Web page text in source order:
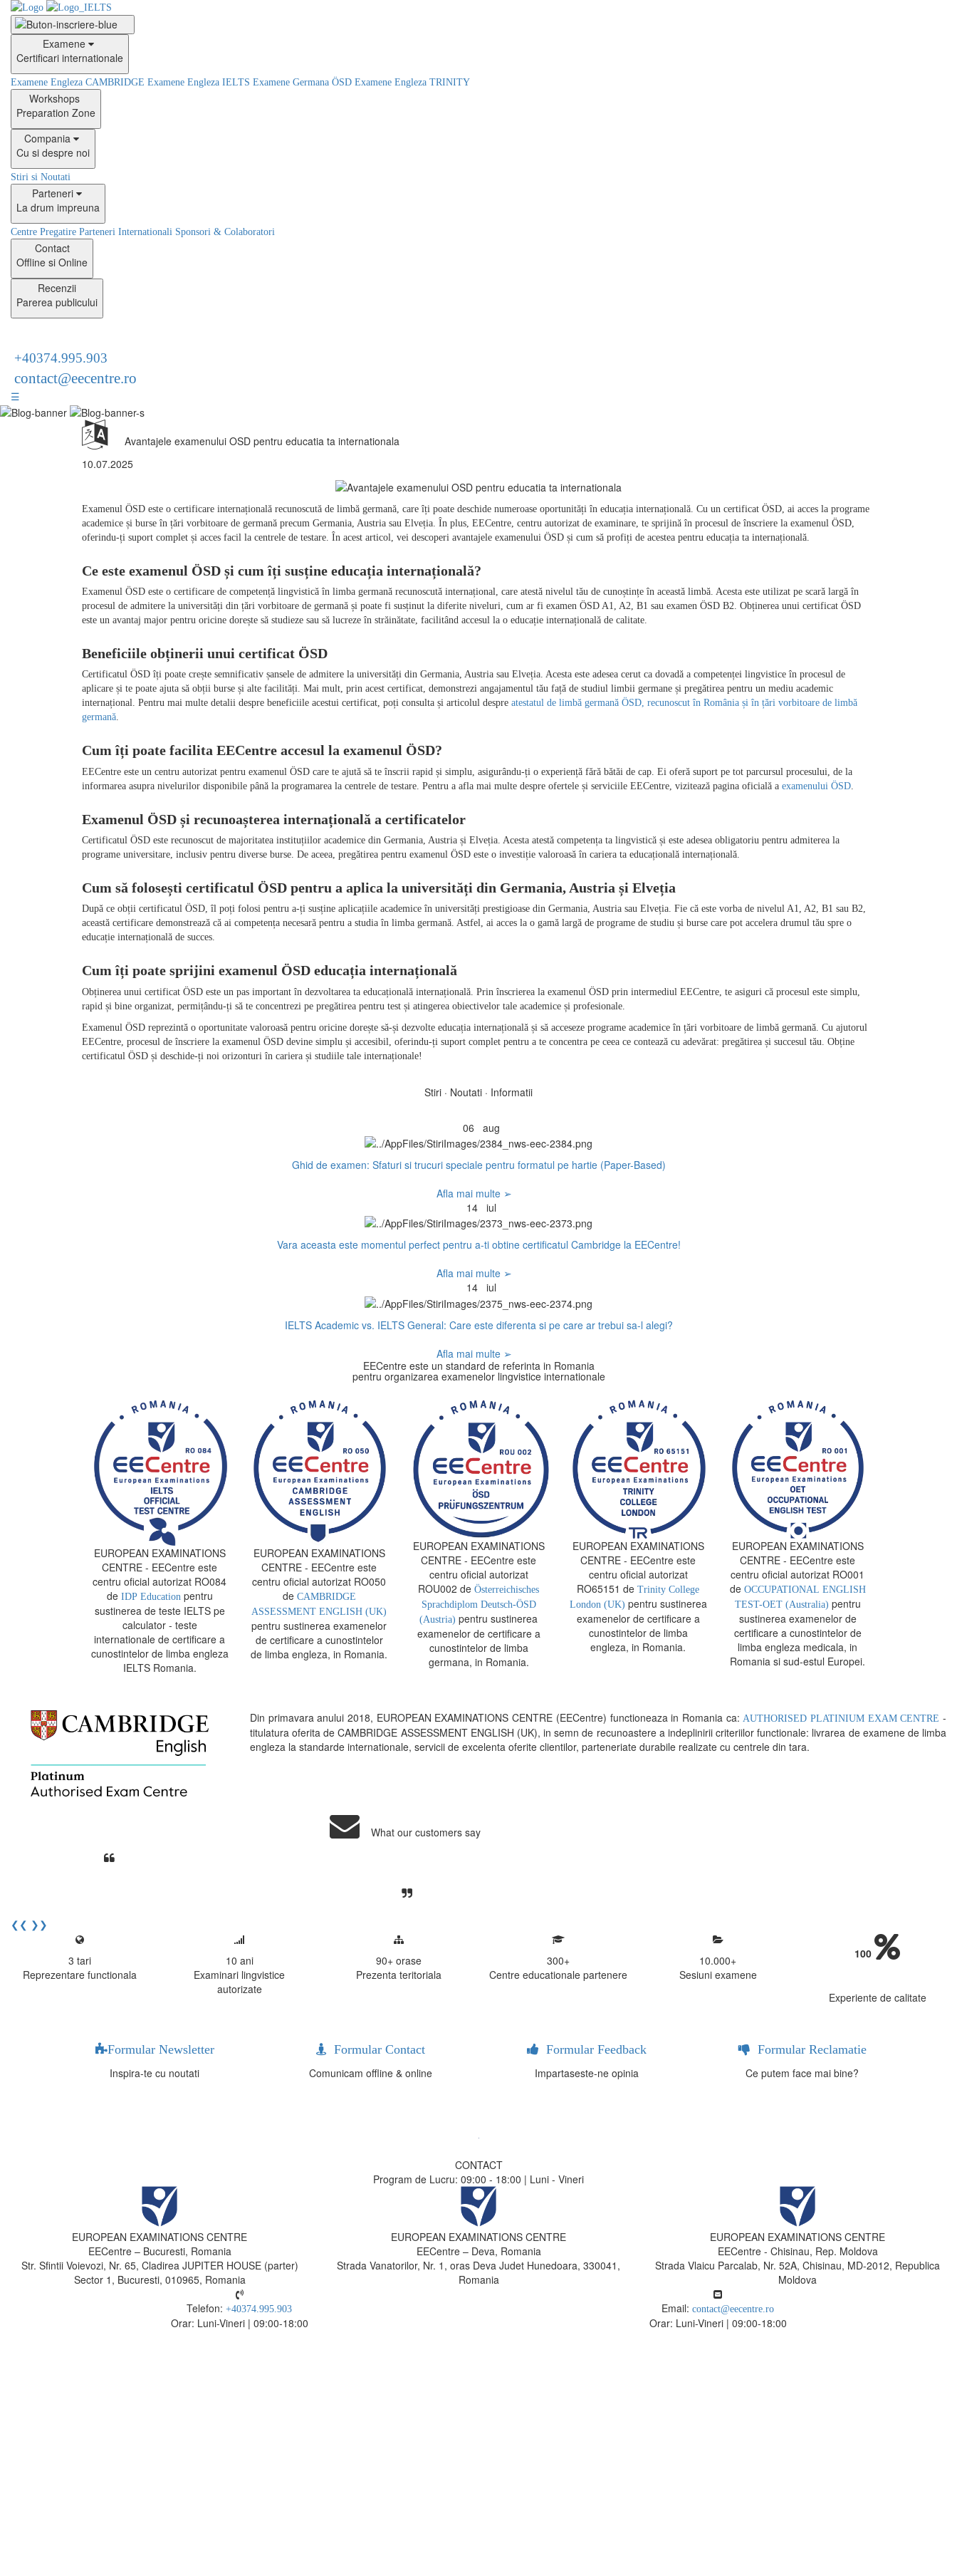
Examene
Certificari internationale
Examene Engleza CAMBRIDGE Examene Engleza IELTS Examene Germana ÖSD Examene Engleza TRINITY
Workshops
Preparation Zone
Compania
Cu si despre noi
Stiri si Noutati
Parteneri
La drum impreuna
Centre Pregatire Parteneri Internationali Sponsori & Colaboratori
Contact
Offline si Online
Recenzii
Parerea publicului
+40374.995.903
contact@eecentre.ro
☰
Avantajele examenului OSD pentru educatia ta internationala
10.07.2025
Examenul ÖSD este o certificare internațională recunoscută de limbă germană, care îți poate deschide numeroase oportunități în educația internațională. Cu un certificat ÖSD, ai acces la programe
academice și burse în țări vorbitoare de germană precum Germania, Austria sau Elveția. În plus, EECentre, centru autorizat de examinare, te sprijină în procesul de înscriere la examenul ÖSD,
Examenul ÖSD este o certificare de competență lingvistică în limba germană recunoscută internațional, care atestă nivelul tău de cunoștințe în această limbă. Acesta este utilizat pe scară largă în
procesul de admitere la universități din țări vorbitoare de germană și poate fi susținut la diferite niveluri, cum ar fi examen ÖSD A1, A2, B1 sau examen ÖSD B2. Obținerea unui certificat ÖSD
Beneficiile obținerii unui certificat ÖSD
Certificatul ÖSD îți poate crește semnificativ șansele de admitere la universități din Germania, Austria sau Elveția. Acesta este adesea cerut ca dovadă a competenței lingvistice în procesul de
aplicare și te poate ajuta să obții burse și alte facilități. Mai mult, prin acest certificat, demonstrezi angajamentul tău față de studiul limbii germane și pregătirea pentru un mediu academic
internațional. Pentru mai multe detalii despre beneficiile acestui certificat, poți consulta și articolul despre atestatul de limbă germană ÖSD, recunoscut în România și în țări vorbitoare de limbă
germană
EECentre este un centru autorizat pentru examenul ÖSD care te ajută să te înscrii rapid și simplu, asigurându-ți o experiență fără bătăi de cap. Ei oferă suport pe tot parcursul procesului, de la
informarea asupra nivelurilor disponibile până la programarea la centrele de testare. Pentru a afla mai multe despre ofertele și serviciile EECentre, vizitează pagina oficială a examenului ÖSD
Examenul ÖSD și recunoașterea internațională a certificatelor
Certificatul ÖSD este recunoscut de majoritatea instituțiilor academice din Germania, Austria și Elveția. Acesta atestă competența ta lingvistică și este adesea obligatoriu pentru admiterea la
După ce obții certificatul ÖSD, îl poți folosi pentru a-ți susține aplicațiile academice în universități prestigioase din Germania, Austria sau Elveția. Fie că este vorba de nivelul A1, A2, B1 sau B2,
această certificare demonstrează că ai competența necesară pentru a studia în limba germană. Astfel, ai acces la o gamă largă de programe de studiu și burse care pot accelera drumul tău spre o
Obținerea unui certificat ÖSD este un pas important în dezvoltarea ta educațională internațională. Prin înscrierea la examenul ÖSD prin intermediul EECentre, te asiguri că procesul este simplu,
Examenul ÖSD reprezintă o oportunitate valoroasă pentru oricine dorește să-și dezvolte educația internațională și să acceseze programe academice în țări vorbitoare de limbă germană. Cu ajutorul
EECentre, procesul de înscriere la examenul ÖSD devine simplu și accesibil, oferindu-ți suport complet pentru a te concentra pe ceea ce contează cu adevărat: pregătirea și succesul tău. Obține
Stiri · Noutati · Informatii
06 aug
Ghid de examen: Sfaturi si trucuri speciale pentru formatul pe hartie (Paper-Based)
Afla mai multe ➢
14 iul
Vara aceasta este momentul perfect pentru a-ti obtine certificatul Cambridge la EECentre!
Afla mai multe ➢
14 iul
IELTS Academic vs. IELTS General: Care este diferenta si pe care ar trebui sa-l alegi?
Afla mai multe ➢
EECentre este un standard de referinta in Romania
pentru organizarea examenelor lingvistice internationale
EUROPEAN EXAMINATIONS
CENTRE - EECentre este
centru oficial autorizat RO084
de IDP Education pentru
sustinerea de teste IELTS pe
calculator - teste
internationale de certificare a
cunostintelor de limba engleza
IELTS Romania.
EUROPEAN EXAMINATIONS
CENTRE - EECentre este
centru oficial autorizat RO050
de CAMBRIDGE
ASSESSMENT ENGLISH (UK)
pentru sustinerea examenelor
de certificare a cunostintelor
de limba engleza, in Romania.
EUROPEAN EXAMINATIONS
CENTRE - EECentre este
centru oficial autorizat
ROU002 de Österreichisches
Sprachdiplom Deutsch-ÖSD
(Austria) pentru sustinerea
examenelor de certificare a
cunostintelor de limba
germana, in Romania.
EUROPEAN EXAMINATIONS
CENTRE - EECentre este
centru oficial autorizat
RO65151 de Trinity College
London (UK) pentru sustinerea
examenelor de certificare a
cunostintelor de limba
engleza, in Romania.
EUROPEAN EXAMINATIONS
CENTRE - EECentre este
centru oficial autorizat RO001
de OCCUPATIONAL ENGLISH
TEST-OET (Australia) pentru
sustinerea examenelor de
certificare a cunostintelor de
limba engleza medicala, in
Romania si sud-estul Europei.
Din primavara anului 2018, EUROPEAN EXAMINATIONS CENTRE (EECentre) functioneaza in Romania ca: AUTHORISED PLATINIUM EXAM CENTRE -
titulatura oferita de CAMBRIDGE ASSESSMENT ENGLISH (UK), in semn de recunoastere a indeplinirii criteriilor functionale: livrarea de examene de limba
engleza la standarde internationale, servicii de excelenta oferite clientilor, parteneriate durabile realizate cu centrele din tara.
What our customers say
cu nerabdare urmatoarea sesiune de examinare.
❮❮ ❯❯
3 tari
Reprezentare functionala
10 ani
Examinari lingvistice
autorizate
90+ orase
Prezenta teritoriala
300+
Centre educationale partenere
10.000+
Sesiuni examene
100
Experiente de calitate
Formular Newsletter
Inspira-te cu noutati
Formular Contact
Comunicam offline & online
Formular Feedback
Impartaseste-ne opinia
Formular Reclamatie
Ce putem face mai bine?
CONTACT
Program de Lucru: 09:00 - 18:00 | Luni - Vineri
EUROPEAN EXAMINATIONS CENTRE
EECentre – Bucuresti, Romania
Str. Sfintii Voievozi, Nr. 65, Cladirea JUPITER HOUSE (parter)
Sector 1, Bucuresti, 010965, Romania
EUROPEAN EXAMINATIONS CENTRE
EECentre – Deva, Romania
Strada Vanatorilor, Nr. 1, oras Deva Judet Hunedoara, 330041,
Romania
EUROPEAN EXAMINATIONS CENTRE
EECentre - Chisinau, Rep. Moldova
Strada Vlaicu Parcalab, Nr. 52A, Chisinau, MD-2012, Republica
Moldova
Telefon: +40374.995.903
Orar: Luni-Vineri | 09:00-18:00
Email: contact@eecentre.ro
Orar: Luni-Vineri | 09:00-18:00